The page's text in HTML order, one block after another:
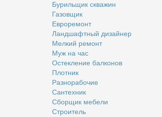
Бу­риль­щик сква­жин
Га­зов­щик
Ев­ро­ре­монт
Ланд­шафт­ный ди­зай­нер
Мел­кий ре­монт
Муж на час
Остек­ле­ние бал­ко­нов
Плот­ник
Раз­но­ра­бо­чие
Сан­тех­ник
Сбор­щик ме­бе­ли
Стро­и­тель